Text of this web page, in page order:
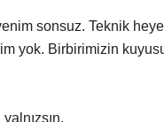
sonsuz. Teknik
yok. Birbirimizin